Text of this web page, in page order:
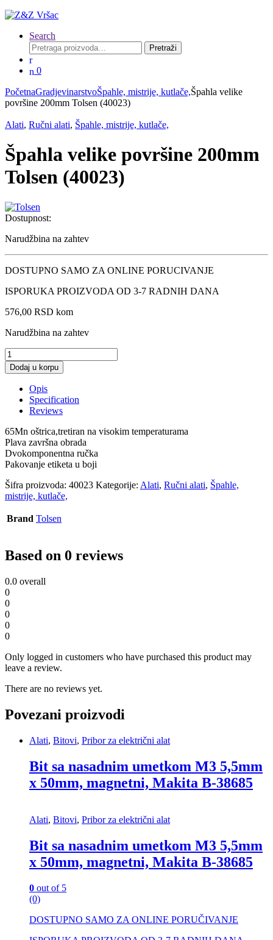
Search
Pretraga
za:
Pretraži
0
PočetnaGradjevinarstvoŠpahle, mistrije, kutlače,Špahla velike
površine 200mm Tolsen (40023)
Alati, Ručni alati, Špahle, mistrije, kutlače,
Špahla velike površine 200mm
Tolsen (40023)
Dostupnost:
Narudžbina na zahtev
DOSTUPNO SAMO ZA ONLINE PORUCIVANJE
ISPORUKA PROIZVODA OD 3-7 RADNIH DANA
576,00 RSD kom
Narudžbina na zahtev
Špahla
velike
površine
200mm
Tolsen
(40023)
quantity
Dodaj u korpu
Opis
Specification
Reviews
65Mn oštrica,tretiran na visokim temperaturama
Plava završna obrada
Dvokomponentna ručka
Pakovanje etiketa u boji
Šifra proizvoda: 40023 Kategorije: Alati, Ručni alati, Špahle,
mistrije, kutlače,
Brand Tolsen
Based on 0 reviews
0.0 overall
0
0
0
0
0
Only logged in customers who have purchased this product may
leave a review.
There are no reviews yet.
Povezani proizvodi
Alati, Bitovi, Pribor za električni alat
Bit sa nasadnim umetkom M3 5,5mm
x 50mm, magnetni, Makita B-38685
Alati, Bitovi, Pribor za električni alat
Bit sa nasadnim umetkom M3 5,5mm
x 50mm, magnetni, Makita B-38685
0 out of 5
(0)
DOSTUPNO SAMO ZA ONLINE PORUČIVANJE